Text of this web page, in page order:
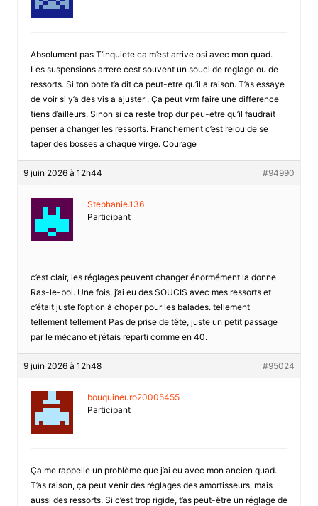
Absolument pas T’inquiete ca m’est arrive osi avec mon quad.
Les suspensions arrere cest souvent un souci de reglage ou de
ressorts. Si ton pote t’a dit ca peut-etre qu’il a raison. T’as essaye
de voir si y’a des vis a ajuster . Ça peut vrm faire une difference
tiens d’ailleurs. Sinon si ca reste trop dur peu-etre qu’il faudrait
penser a changer les ressorts. Franchement c’est relou de se
taper des bosses a chaque virge. Courage
9 juin 2026 à 12h44 #94990
Stephanie.136
Participant
c’est clair, les réglages peuvent changer énormément la donne
Ras-le-bol. Une fois, j’ai eu des SOUCIS avec mes ressorts et
c’était juste l’option à choper pour les balades. tellement
tellement tellement Pas de prise de tête, juste un petit passage
par le mécano et j’étais reparti comme en 40.
9 juin 2026 à 12h48 #95024
bouquineuro20005455
Participant
Ça me rappelle un problème que j’ai eu avec mon ancien quad.
T’as raison, ça peut venir des réglages des amortisseurs, mais
aussi des ressorts. Si c’est trop rigide, t’as peut-être un réglage de